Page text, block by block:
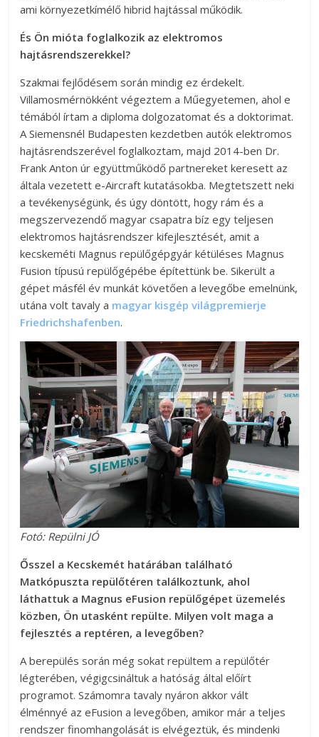
ami környezetkímélő hibrid hajtással működik.
És Ön mióta foglalkozik az elektromos
hajtásrendszerekkel?
Szakmai fejlődésem során mindig ez érdekelt.
Villamosmérnökként végeztem a Műegyetemen, ahol e
témából írtam a diploma dolgozatomat és a doktorimat.
A Siemensnél Budapesten kezdetben autók elektromos
hajtásrendszerével foglalkoztam, majd 2014-ben Dr.
Frank Anton úr együttműködő partnereket keresett az
általa vezetett e-Aircraft kutatásokba. Megtetszett neki
a tevékenységünk, és úgy döntött, hogy rám és a
megszervezendő magyar csapatra bíz egy teljesen
elektromos hajtásrendszer kifejlesztését, amit a
kecskeméti Magnus repülőgépgyár kétüléses Magnus
Fusion típusú repülőgépébe építettünk be. Sikerült a
gépet másfél év munkát követően a levegőbe emelnünk,
utána volt tavaly a magyar kisgép világpremierje
Friedrichshafenben.
Fotó: Repülni JÓ
Ősszel a Kecskemét határában található
Matkópuszta repülőtéren találkoztunk, ahol
láthattuk a Magnus eFusion repülőgépet üzemelés
közben, Ön utasként repülte. Milyen volt maga a
fejlesztés a reptéren, a levegőben?
A berepülés során még sokat repültem a repülőtér
légterében, végigcsináltuk a hatóság által előírt
programot. Számomra tavaly nyáron akkor vált
élménnyé az eFusion a levegőben, amikor már a teljes
rendszer finomhangolását is elvégeztük, és mindenki